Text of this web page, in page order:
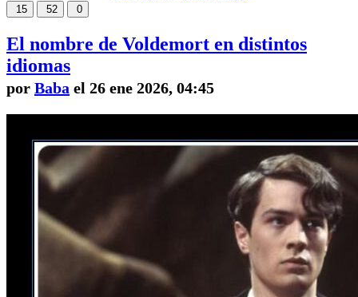
15 52 0
El nombre de Voldemort en distintos
idiomas
por Baba el 26 ene 2026, 04:45